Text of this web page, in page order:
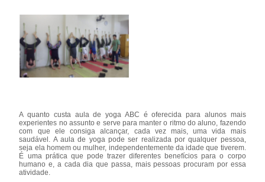
A quanto custa aula de yoga ABC é oferecida para alunos mais
experientes no assunto e serve para manter o ritmo do aluno, fazendo
com que ele consiga alcançar, cada vez mais, uma vida mais
saudável. A aula de yoga pode ser realizada por qualquer pessoa,
seja ela homem ou mulher, independentemente da idade que tiverem.
É uma prática que pode trazer diferentes benefícios para o corpo
humano e, a cada dia que passa, mais pessoas procuram por essa
atividade.